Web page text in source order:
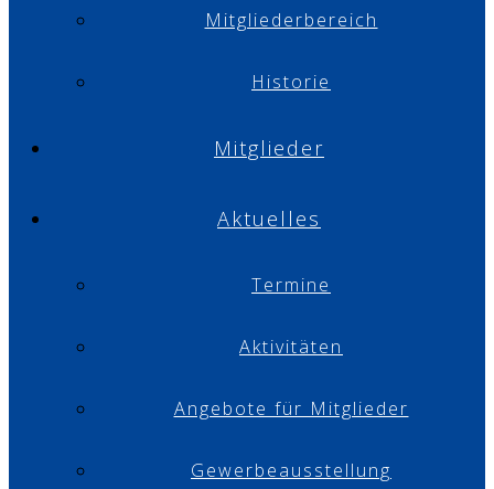
Mitgliederbereich
Historie
Mitglieder
Aktuelles
Termine
Aktivitäten
Angebote für Mitglieder
Gewerbeausstellung